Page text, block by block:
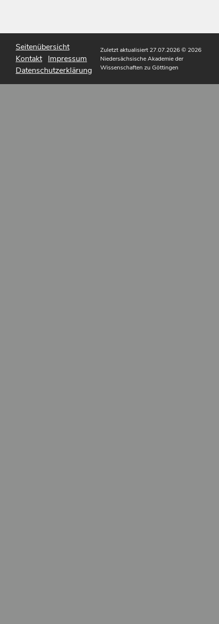
Seitenübersicht
Kontakt Impressum
Datenschutzerklärung
Zuletzt aktualisiert 27.07.2026© 2026
Niedersächsische Akademie der
Wissenschaften zu Göttingen